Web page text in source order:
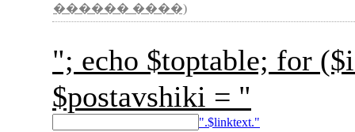
������ ����)
"; echo $toptable;
$postavshiki = "
".$linktext."